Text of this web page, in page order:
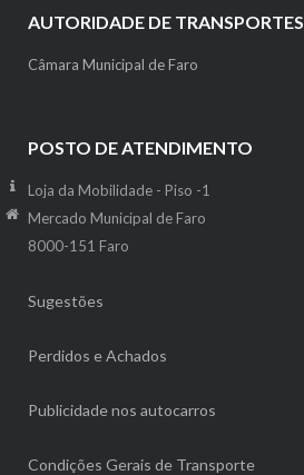
AUTORIDADE DE TRANSPORTES
Câmara Municipal de Faro
POSTO DE ATENDIMENTO
Loja da Mobilidade - Piso -1
Mercado Municipal de Faro
8000-151 Faro
Sugestões
Perdidos e Achados
Publicidade nos autocarros
Condições Gerais de Transporte